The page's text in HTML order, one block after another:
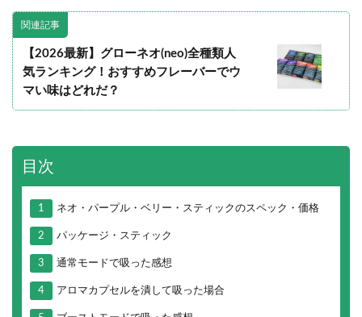
関連記事
【2026最新】グローネオ(neo)全種類人
気ランキング！おすすめフレーバーでウ
マい味はどれだ？
目次
1 ネオ・パープル・ベリー・スティックのスペック・価格
2 パッケージ・スティック
3 通常モードで吸った感想
4 アロマカプセルを潰して吸った場合